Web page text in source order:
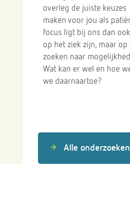
overleg de juiste keuzes
maken voor jou als
focus ligt bij ons dan
op het ziek zijn, maar op
zoeken naar
Wat kan er wel en hoe
we daarnaartoe?
Alle